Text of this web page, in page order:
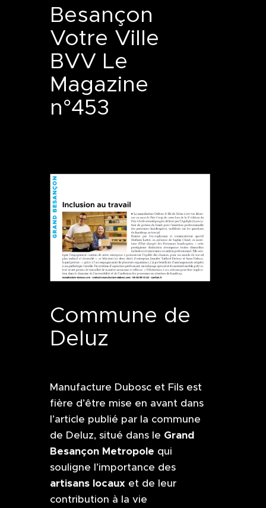
Besançon
Votre Ville
BVV Le
Magazine
n°453
Commune de
Deluz
Manufacture Dubosc et Fils est
fière d’être mise en avant dans
l’article publié par la commune
de Deluz, situé dans le Grand
Besançon Metropole qui
souligne l’importance des
artisans locaux et de leur
contribution à la vie